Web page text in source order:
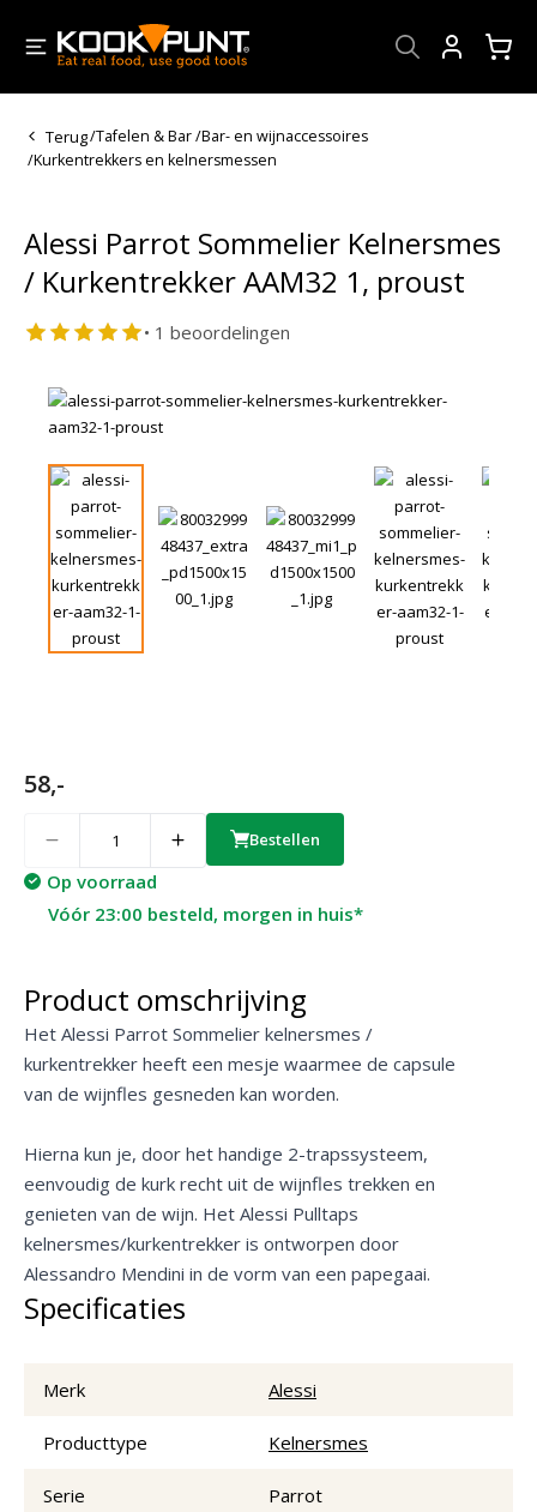
Terug/Tafelen & Bar/Bar- en wijnaccessoires
/Kurkentrekkers en kelnersmessen
Alessi Parrot Sommelier Kelnersmes
/ Kurkentrekker AAM32 1, proust
• 1 beoordelingen
58,-
Bestellen
Op voorraad
Vóór 23:00 besteld, morgen in huis*
Product omschrijving
Het Alessi Parrot Sommelier kelnersmes /
kurkentrekker heeft een mesje waarmee de capsule
van de wijnfles gesneden kan worden.
Hierna kun je, door het handige 2-trapssysteem,
eenvoudig de kurk recht uit de wijnfles trekken en
genieten van de wijn. Het Alessi Pulltaps
kelnersmes/kurkentrekker is ontworpen door
Alessandro Mendini in de vorm van een papegaai.
Specificaties
Merk Alessi
Producttype Kelnersmes
Serie Parrot